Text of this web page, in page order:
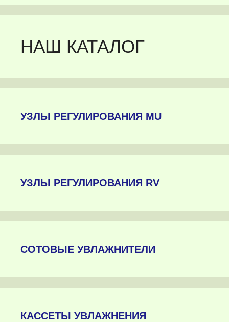
НАШ КАТАЛОГ
УЗЛЫ РЕГУЛИРОВАНИЯ MU
УЗЛЫ РЕГУЛИРОВАНИЯ RV
СОТОВЫЕ УВЛАЖНИТЕЛИ
КАССЕТЫ УВЛАЖНЕНИЯ